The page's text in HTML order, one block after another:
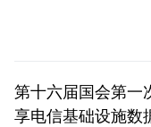
第十六届国会第一
享电信基础设施数